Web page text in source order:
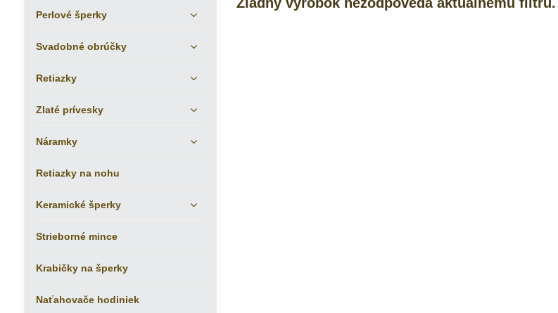
Perlové šperky
Svadobné obrúčky
Retiazky
Zlaté prívesky
Náramky
Retiazky na nohu
Keramické šperky
Strieborné mince
Krabičky na šperky
Naťahovače hodiniek